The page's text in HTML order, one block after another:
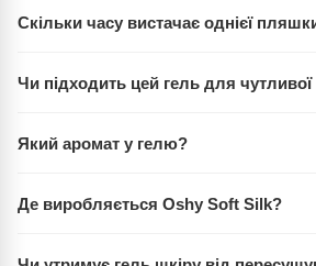
Скільки часу вистачає однієї
вистачає приблизно на 2-2,5 місяці,
Чи підходить цей гель для
м'якого очищення. Однак перед
Який аромат у гелю?
інтенсивний, але добре відчутний під
Де виробляється Oshy Soft Silk?